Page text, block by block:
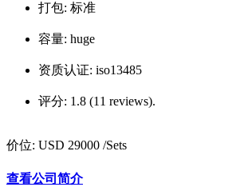
打包: 标准
容量: huge
资质认证: iso13485
评分: 1.8 (11 reviews).
价位: USD 29000 /Sets
查看公司简介